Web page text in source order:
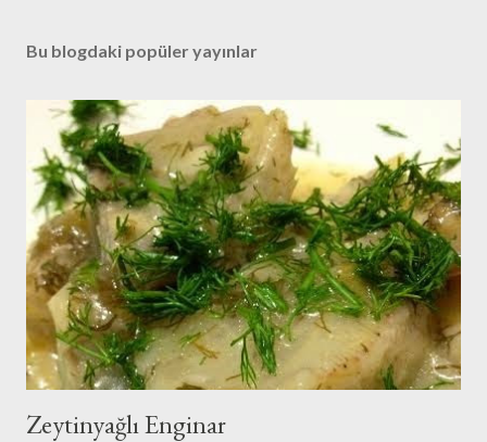
Bu blogdaki popüler yayınlar
Zeytinyağlı Enginar